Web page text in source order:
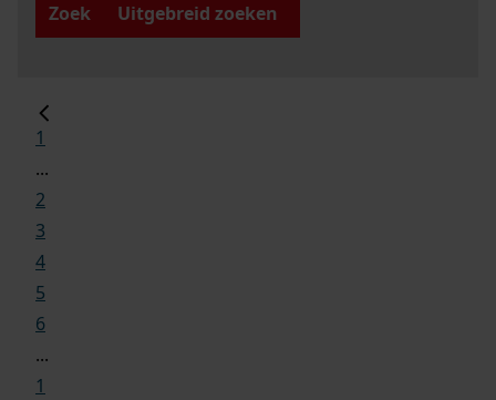
Zoek
Uitgebreid zoeken
1
...
2
3
4
5
6
...
1